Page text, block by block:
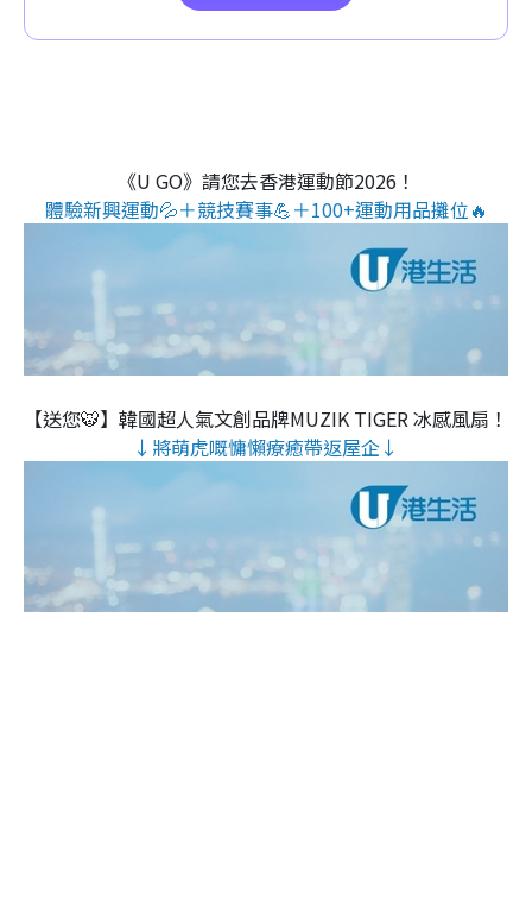
《U GO》請您去香港運動節2026！
體驗新興運動💦＋競技賽事💪＋100+運動用品攤位🔥
【送您🐯】韓國超人氣文創品牌MUZIK TIGER 冰感風扇！
↓將萌虎嘅慵懶療癒帶返屋企↓